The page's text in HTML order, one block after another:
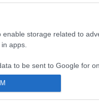
enable storage related to
apps.
to be sent to Google for